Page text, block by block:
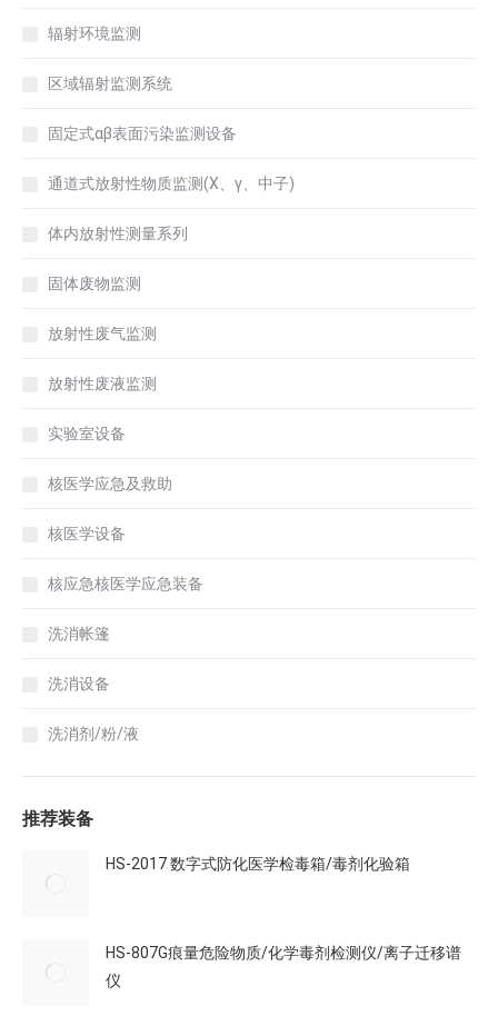
辐射环境监测
区域辐射监测系统
固定式αβ表面污染监测设备
通道式放射性物质监测(X、γ、中子)
体内放射性测量系列
固体废物监测
放射性废气监测
放射性废液监测
实验室设备
核医学应急及救助
核医学设备
核应急核医学应急装备
洗消帐篷
洗消设备
洗消剂/粉/液
推荐装备
HS-2017 数字式防化医学检毒箱/毒剂化验箱
HS-807G痕量危险物质/化学毒剂检测仪/离子迁移谱
仪